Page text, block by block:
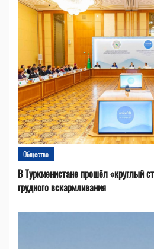
Общество
В Туркменистане прошёл «круглый
грудного вскармливания